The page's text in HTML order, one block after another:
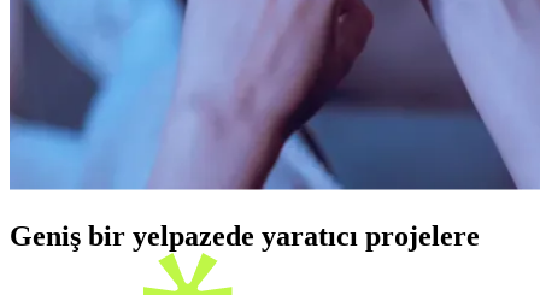
Geniş bir yelpazede yaratıcı projelere